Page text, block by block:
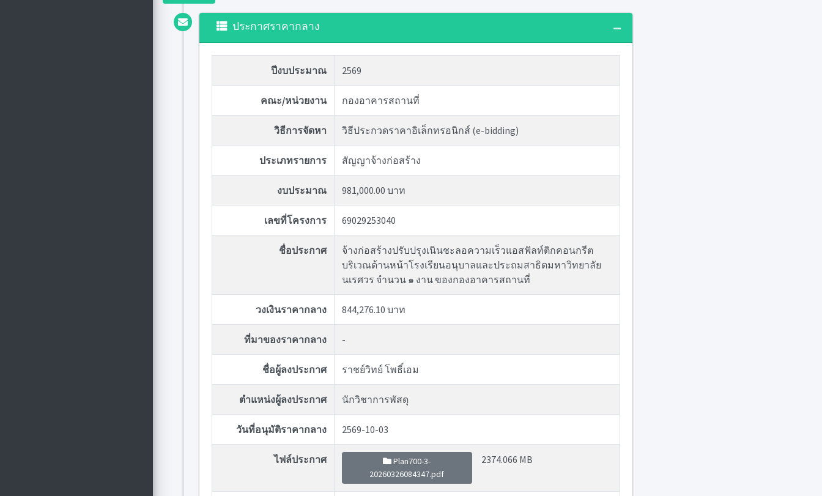
ประกาศราคากลาง
ปีงบประมาณ 2569
คณะ/หน่วยงาน กองอาคารสถานที่
วิธีการจัดหา วิธีประกวดราคาอิเล็กทรอนิกส์ (e-bidding)
ประเภทรายการ สัญญาจ้างก่อสร้าง
งบประมาณ 981,000.00 บาท
เลขที่โครงการ 69029253040
ชื่อประกาศ
จ้างก่อสร้างปรับปรุงเนินชะลอความเร็วแอสฟัลท์ติกคอนกรีต
บริเวณด้านหน้าโรงเรียนอนุบาลและประถมสาธิตมหาวิทยาลัย
นเรศวร จำนวน ๑ งาน ของกองอาคารสถานที่
วงเงินราคากลาง 844,276.10 บาท
ที่มาของราคากลาง -
ชื่อผู้ลงประกาศ ราชย์วิทย์ โพธิ์เอม
ตำแหน่งผู้ลงประกาศ นักวิชาการพัสดุ
วันที่อนุมัติราคากลาง 2569-10-03
ไฟล์ประกาศ
Plan700-3-
20260326084347.pdf
2374.066 MB